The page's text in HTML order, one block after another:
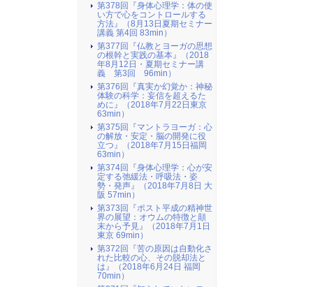
第378回『身体心理学：体の使
い方で心をコントロールする
方法』（8月13日夏期セミナー
講義 第4回 83min）
第377回『仏教とヨーガの思想
の根幹と実践の基本』（2018
年8月12日・夏期セミナー講
義 第3回 96min）
第376回『真実か幻覚か：神秘
体験の科学：妄信を超えるた
めに』（2018年7月22日東京
63min）
第375回『マントラヨーガ：心
の解放・安定・脳の開発に役
立つ』（2018年7月15日福岡
63min）
第374回『身体心理学：心が安
定する弛緩法・呼吸法・姿
勢・発声』（2018年7月8日 大
阪 57min）
第373回『ポスト平成の精神世
界の展望：オウムの特徴と顛
末から予見』（2018年7月1日
東京 69min）
第372回『苦の原因は自動化さ
れた比較の心、その脱却法と
は』（2018年6月24日 福岡
70min）